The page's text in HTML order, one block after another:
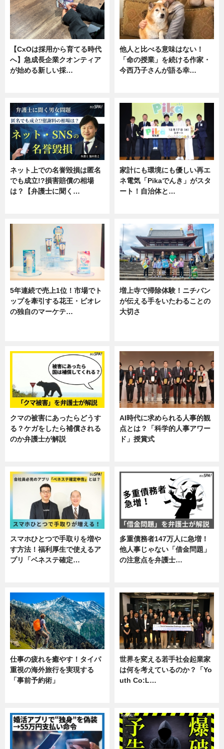
【CxOは採用から育てる時代
へ】急成長企業クオンティア
が始める新しい採…
他人と比べる意味はない！
「命の授業」を続ける作家・
今西乃子さんが語る幸…
ネット上での名誉毀損は匿名
でも成立!?損害賠償の相場
は？【弁護士に聞く…
家計にも環境にも優しい再エ
ネ電気「Pikaでんき」がスタ
ート！自治体と…
5年連続で売上1位！市場でト
ップを牽引する花王・ビオレ
の独自のマーケテ…
増上寺で掃除体験！ニチバン
が伝える手をいたわることの
大切さ
クマの被害にあったらどうす
る？ケガをしたら補償される
のか弁護士が解説
AI時代に求められる人事的観
点とは？「科学的人事アワー
ド」授賞式
スマホひとつで手取りを増や
す方法！福利厚生で使えるア
プリ「ベネステ確定…
多重債務者147万人に急増！
他人事じゃない「借金問題」
の注意点を弁護士…
仕事の疲れを癒やす！タイパ
重視の海外旅行を実現する
「事前予約術」
世界を変える若手社会起業家
は何を考えているのか？「Yo
uth Co:L…